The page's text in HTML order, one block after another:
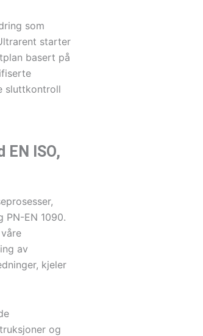
som
starter
basert på
sluttkontroll
EN ISO,
PN-EN 1090.
av
kjeler
og